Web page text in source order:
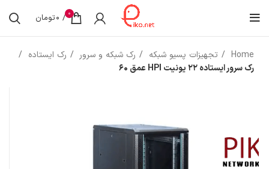
0
/
0تومان
Home تجهیزات پسیو شبکه رک شبکه و سرور
رک ایستاده
رک سرور ایستاده 22 یونیت HPI عمق 60